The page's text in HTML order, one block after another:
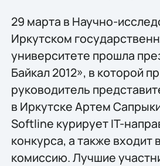
29 марта в Научно-
Иркутском
университете прошла
Байкал 2012», в которой
руководитель
в Иркутске Артем
Softline курирует IT-
конкурса, а также входит
комиссию. Лучшие